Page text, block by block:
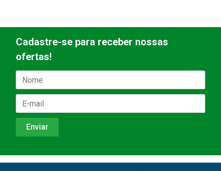
Cadastre-se para receber nossas
ofertas!